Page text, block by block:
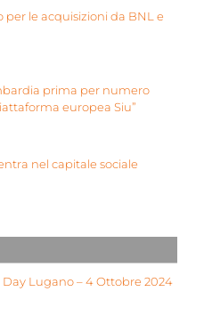
per le acquisizioni da BNL e
prima per numero
europea Siu”
nel capitale sociale
Day Lugano – 4 Ottobre 2024